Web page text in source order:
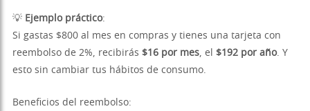
💡 Ejemplo práctico:
Si gastas $800 al mes en compras y tienes una tarjeta con
reembolso de 2%, recibirás $16 por mes, el $192 por año. Y
esto sin cambiar tus hábitos de consumo.
Beneficios del reembolso: